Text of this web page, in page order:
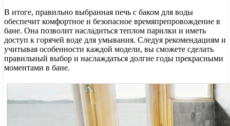
В итоге, правильно выбранная печь с баком для воды
обеспечит комфортное и безопасное времяпрепровождение в
бане. Она позволит насладиться теплом парилки и иметь
доступ к горячей воде для умывания. Следуя рекомендациям и
учитывая особенности каждой модели, вы сможете сделать
правильный выбор и наслаждаться долгие годы прекрасными
моментами в бане.